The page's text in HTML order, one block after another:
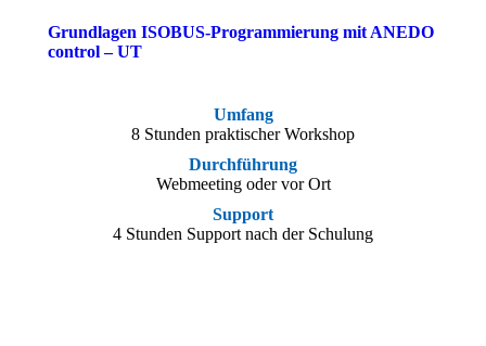
Grundlagen ISOBUS-Programmierung mit ANEDO
control – UT
Umfang
8 Stunden praktischer Workshop
Durchführung
Webmeeting oder vor Ort
Support
4 Stunden Support nach der Schulung